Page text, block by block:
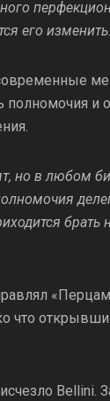
его изменить.
полномочия и
но в любом
брать
что
Bellini.